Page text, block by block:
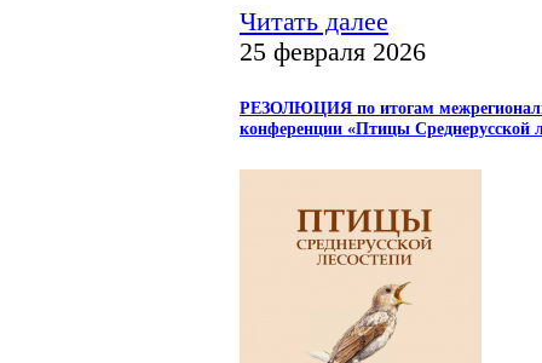
Читать далее
25 февраля 2026
РЕЗОЛЮЦИЯ по итогам
конференции «Птицы Среднерусской